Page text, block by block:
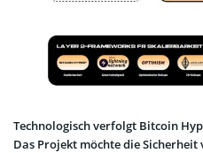
Technologisch verfolgt Bitcoin
Das Projekt möchte die